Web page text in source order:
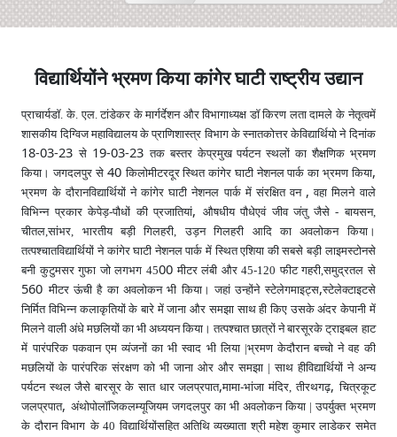
विद्यार्थियोंने भ्रमण किया कांगेर घाटी राष्ट्रीय उद्यान
प्राचार्यडॉ. के. एल. टांडेकर के मार्गर्देशन और विभागाध्यक्ष डॉ किरण लता दामले के नेतृत्वमें
शासकीय दिग्विज महाविद्यालय के प्राणिशास्त्र विभाग के स्नातकोत्तर केविद्यार्थियो ने दिनांक
18-03-23से 19-03-23तक बस्तर केप्रमुख पर्यटन स्थलों का शैक्षणिक भ्रमण
किया। जगदलपुर से 40किलोमीटरदूर स्थित कांगेर घाटी नेशनल पार्क का भ्रमण किया,
भ्रमण के दौरानविद्यार्थियों ने कांगेर घाटी नेशनल पार्क में संरक्षित वन , वहा मिलने वाले
विभिन्न प्रकार केपेड़-पौधों की प्रजातियां, औषधीय पौधेएवं जीव जंतु जैसे - बायसन,
चीतल,सांभर, भारतीय बड़ी गिलहरी, उड़न गिलहरी आदि का अवलोकन किया।
तत्पश्चातविद्यार्थियों ने कांगेर घाटी नेशनल पार्क में स्थित एशिया की सबसे बड़ी लाइमस्टोनसे
बनी कुटुमसर गुफा जो लगभग 4500मीटर लंबी और 45-120 फीट गहरी,समुद्रतल से
560मीटर ऊंची है का अवलोकन भी किया। जहां उन्होंने स्टेलेगमाइट्स,स्टेलेक्टाइटसे
निर्मित विभिन्न कलाकृतियों के बारे में जाना और समझा साथ ही किए उसके अंदर केपानी में
मिलने वाली अंधे मछलियों का भी अध्ययन किया। तत्पश्चात छात्रों ने बारसूरके ट्राइबल हाट
में पारंपरिक पकवान एम व्यंजनों का भी स्वाद भी लिया |भ्रमण केदौरान बच्चो ने वह की
मछलियों के पारंपरिक संरक्षण को भी जाना ओर और समझा | साथ हीविद्यार्थियों ने अन्य
पर्यटन स्थल जैसे बारसूर के सात धार जलप्रपात,मामा-भांजा मंदिर, तीरथगढ़,चित्रकूट
जलप्रपात, अंथोपोलॉजिकलम्यूजियम जगदलपुर का भी अवलोकन किया | उपर्युक्त भ्रमण
के दौरान विभाग के 40 विद्यार्थियोंसहित अतिथि व्यख्याता श्री महेश कुमार लाडेकर समेत